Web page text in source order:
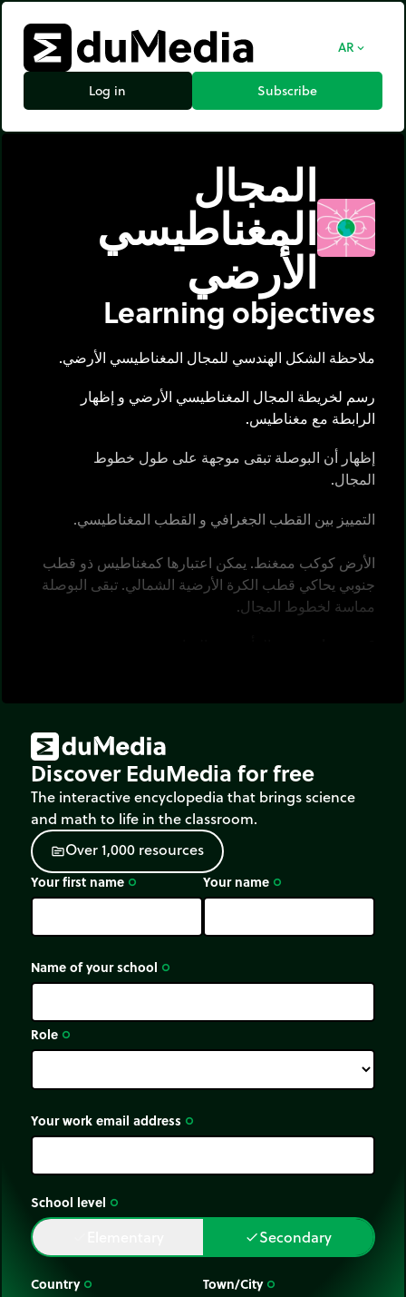
AR expand_more
Log in Subscribe
المجال
المغناطيسي
الأرضي
Learning objectives
ملاحظة الشكل الهندسي للمجال المغناطيسي الأرضي.
رسم لخريطة المجال المغناطيسي الأرضي و إظهار
الرابطة مع مغناطيس.
إظهار أن البوصلة تبقى موجهة على طول خطوط
المجال.
التمييز بين القطب الجغرافي و القطب المغناطيسي.
الأرض كوكب ممغنط. يمكن اعتبارها كمغناطيس ذو قطب
جنوبي يحاكي قطب الكرة الأرضية الشمالي. تبقى البوصلة
مماسة لخطوط المجال.
Discover EduMedia for free
The interactive encyclopedia that brings science
and math to life in the classroom.
sourceOver1,000 resources
Your first name trip_origin Your name trip_origin
Name of your school trip_origin
Role trip_origin
Your work email address trip_origin
School level trip_origin
doneSecondary
Country trip_origin Town/City trip_origin